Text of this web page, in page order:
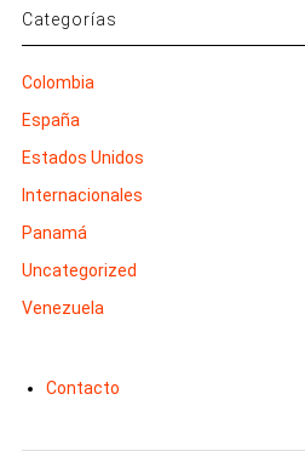
Categorías
Colombia
España
Estados Unidos
Internacionales
Panamá
Uncategorized
Venezuela
Contacto